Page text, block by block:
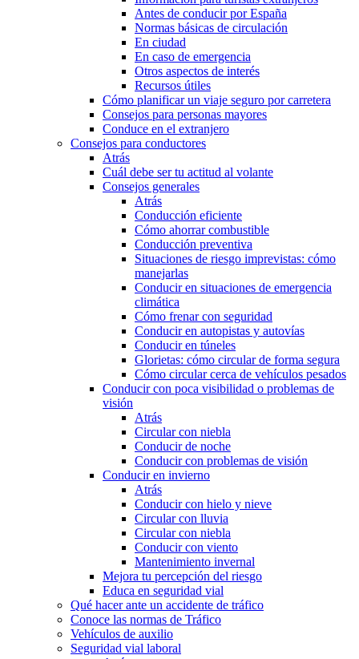
Antes de conducir por España
Normas básicas de circulación
En ciudad
En caso de emergencia
Otros aspectos de interés
Recursos útiles
Cómo planificar un viaje seguro por carretera
Consejos para personas mayores
Conduce en el extranjero
Consejos para conductores
Atrás
Cuál debe ser tu actitud al volante
Consejos generales
Atrás
Conducción eficiente
Cómo ahorrar combustible
Conducción preventiva
Situaciones de riesgo imprevistas: cómo
manejarlas
Conducir en situaciones de emergencia
climática
Cómo frenar con seguridad
Conducir en autopistas y autovías
Conducir en túneles
Glorietas: cómo circular de forma segura
Cómo circular cerca de vehículos pesados
Conducir con poca visibilidad o problemas de
visión
Atrás
Circular con niebla
Conducir de noche
Conducir con problemas de visión
Conducir en invierno
Atrás
Conducir con hielo y nieve
Circular con lluvia
Circular con niebla
Conducir con viento
Mantenimiento invernal
Mejora tu percepción del riesgo
Educa en seguridad vial
Qué hacer ante un accidente de tráfico
Conoce las normas de Tráfico
Vehículos de auxilio
Seguridad vial laboral